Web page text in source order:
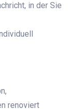
in der Sie
renoviert